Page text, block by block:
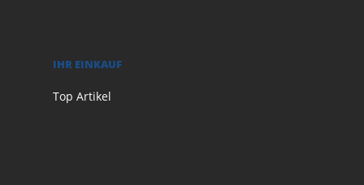
IHR EINKAUF
Top Artikel